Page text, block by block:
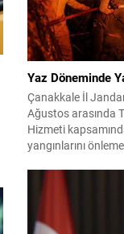
Yaz Döneminde
Çanakkale İl
Ağustos arasında
Hizmeti
yangınlarını
görev yapan 178
aktif olarak halkı
faaliyetleri
bin 315